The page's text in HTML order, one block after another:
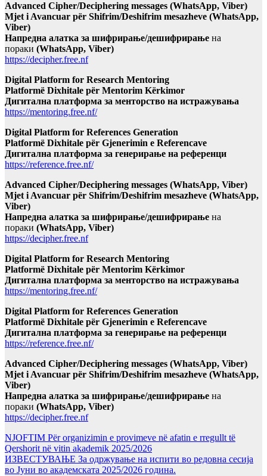
Advanced Cipher/Deciphering messages (WhatsApp, Viber)
Mjet i Avancuar për Shifrim/Deshifrim mesazheve (WhatsApp,
Viber)
Напредна алатка за шифрирање/дешифрирање на
пораки (WhatsApp, Viber)
https://decipher.free.nf
Digital Platform for Research Mentoring
Platformë Dixhitale për Mentorim Kërkimor
Дигитална платформа за менторство на истражувања
https://mentoring.free.nf/
Digital Platform for References Generation
Platformë Dixhitale për Gjenerimin e Referencave
Дигитална платформа за генерирање на референци
https://reference.free.nf/
Advanced Cipher/Deciphering messages (WhatsApp, Viber)
Mjet i Avancuar për Shifrim/Deshifrim mesazheve (WhatsApp,
Viber)
Напредна алатка за шифрирање/дешифрирање на
пораки (WhatsApp, Viber)
https://decipher.free.nf
Digital Platform for Research Mentoring
Platformë Dixhitale për Mentorim Kërkimor
Дигитална платформа за менторство на истражувања
https://mentoring.free.nf/
Digital Platform for References Generation
Platformë Dixhitale për Gjenerimin e Referencave
Дигитална платформа за генерирање на референци
https://reference.free.nf/
Advanced Cipher/Deciphering messages (WhatsApp, Viber)
Mjet i Avancuar për Shifrim/Deshifrim mesazheve (WhatsApp,
Viber)
Напредна алатка за шифрирање/дешифрирање на
пораки (WhatsApp, Viber)
https://decipher.free.nf
NJOFTIM Për organizimin e provimeve në afatin e rregullt të
Qershorit në vitin akademik 2025/2026
ИЗВЕСТУВАЊЕ За одржување на испити во редовна сесија
во Јуни во академската 2025/2026 година.